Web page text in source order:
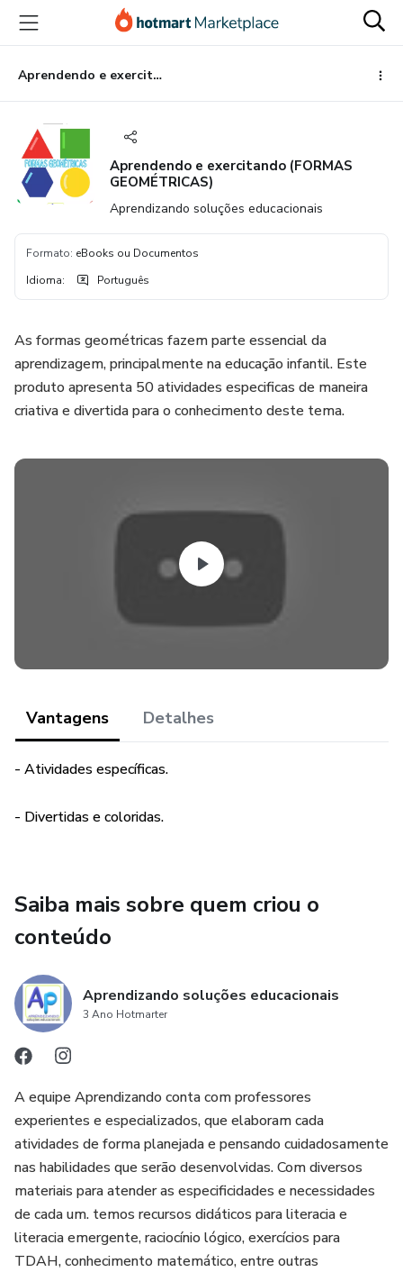
para
conteúdo
principal
para
pagamento
para
rodapé
Aprendendo e exercitando (FORMAS GEOMÉTRICAS)
Aprendendo e exercitando (FORMAS
GEOMÉTRICAS)
Aprendizando soluções educacionais
Formato: eBooks ou Documentos
Idioma: Português
As formas geométricas fazem parte essencial da
aprendizagem, principalmente na educação infantil. Este
produto apresenta 50 atividades especificas de maneira
criativa e divertida para o conhecimento deste tema.
Vantagens Detalhes
- Atividades específicas.
- Divertidas e coloridas.
Saiba mais sobre quem criou o
conteúdo
Aprendizando soluções educacionais
3 Ano Hotmarter
A equipe Aprendizando conta com professores
experientes e especializados, que elaboram cada
atividades de forma planejada e pensando cuidadosamente
nas habilidades que serão desenvolvidas. Com diversos
materiais para atender as especificidades e necessidades
de cada um. temos recursos didáticos para literacia e
literacia emergente, raciocínio lógico, exercícios para
TDAH, conhecimento matemático, entre outras